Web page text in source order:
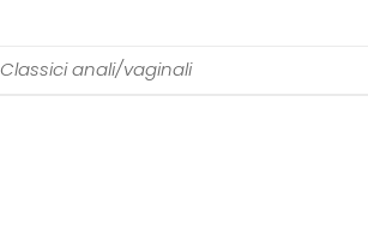
Classici anali/vaginali